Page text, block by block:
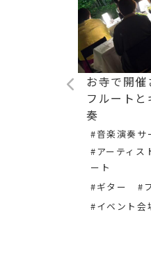
お寺で開
フルート
奏
#音楽演奏サ
#アーティス
ート
#ギター
#
#イベント会